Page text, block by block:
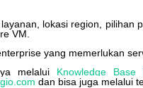
layanan lokasi region pilihan
VM
yang memerlukan
melalui Knowledge Base
com dan bisa juga melalui